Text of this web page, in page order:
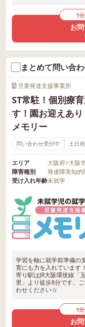
1
お
まとめて問い合
児童発達支援事業所
ST常駐！個別療
す！園お迎えあ
メモリー
問い合わせ受付中 土日
エリア 大阪府>大阪
障害種別
発達障害知的
受け入れ年齢未就学
学習を軸に就学前準備の
育にも力を入れています
寄り駅はJR大阪環状線「
里」より徒歩8分です。
わせください☆
1
お